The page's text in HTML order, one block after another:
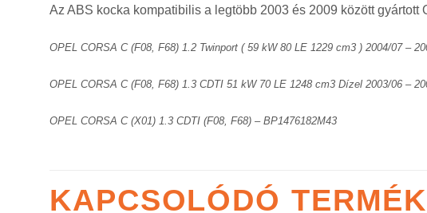
Az ABS kocka kompatibilis a legtöbb 2003 és 2009 között
OPEL CORSA C (F08, F68) 1.2 Twinport ( 59 kW 80 LE 1229 cm3 ) 2004/07 –
OPEL CORSA C (F08, F68) 1.3 CDTI 51 kW 70 LE 1248 cm3 Dízel 2003/06 –
OPEL CORSA C (X01) 1.3 CDTI (F08, F68) – BP1476182M43
KAPCSOLÓDÓ